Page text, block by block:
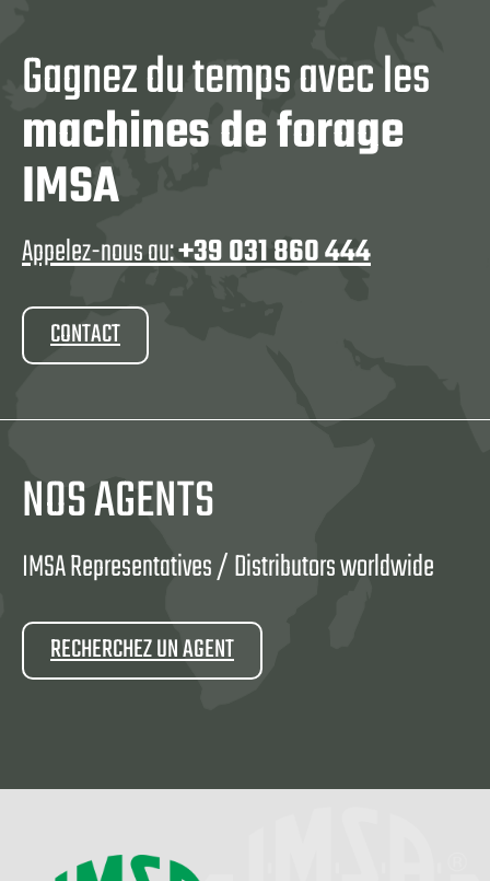
Gagnez du temps avec les
machines de forage
IMSA
Appelez-nous au:+39 031 860 444
CONTACT
NOS AGENTS
IMSA Representatives / Distributors worldwide
RECHERCHEZ UN AGENT